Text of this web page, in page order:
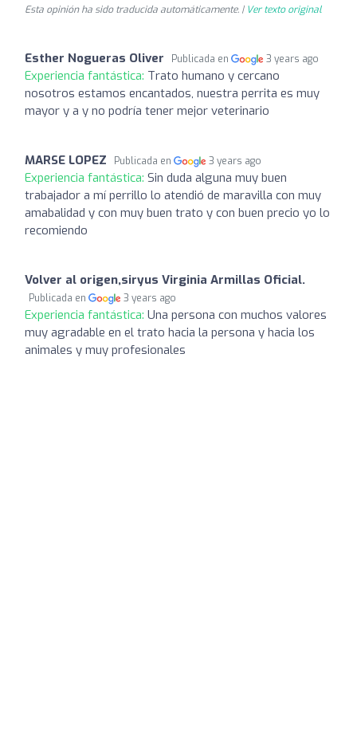
Esta opinión ha sido traducida automáticamente. | Ver texto original
Esther Nogueras Oliver Publicada en 3 years ago
Experiencia fantástica: Trato humano y cercano
nosotros estamos encantados, nuestra perrita es muy
mayor y a y no podría tener mejor veterinario
MARSE LOPEZ Publicada en 3 years ago
Experiencia fantástica: Sin duda alguna muy buen
trabajador a mí perrillo lo atendió de maravilla con muy
amabalidad y con muy buen trato y con buen precio yo lo
recomiendo
Volver al origen,siryus Virginia Armillas Oficial.
Publicada en 3 years ago
Experiencia fantástica: Una persona con muchos valores
muy agradable en el trato hacia la persona y hacia los
animales y muy profesionales